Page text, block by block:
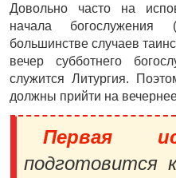
Довольно часто на
начала
большинстве случаев
вечер субботнего
служится Литургия.
должны прийти на
Первая
подготовится